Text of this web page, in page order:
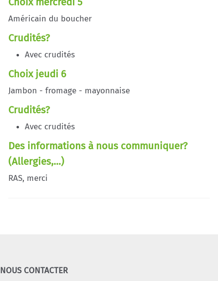
Américain du boucher
Crudités?
Avec crudités
Choix jeudi 6
Jambon - fromage - mayonnaise
Crudités?
Avec crudités
Des informations à nous communiquer?
(Allergies,...)
RAS, merci
NOUS CONTACTER